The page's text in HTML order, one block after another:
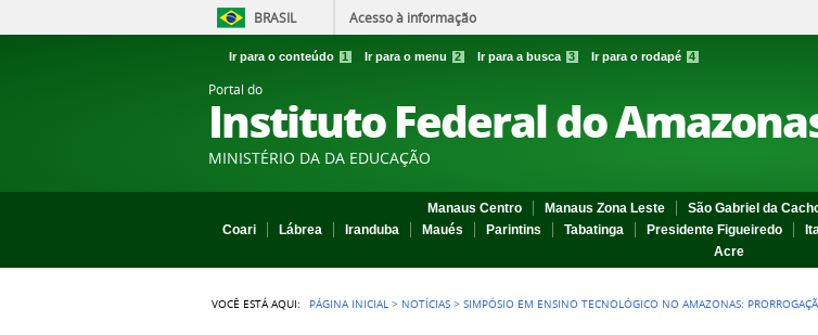
BRASIL Acesso à informação
Ir para o conteúdo 1 Ir para o menu 2 Ir para a busca 3 Ir para o rodapé 4
Portal do
Instituto Federal do
MINISTÉRIO DA DA EDUCAÇÃO
Manaus Centro Manaus Zona Leste São Gabriel da
Coari
Lábrea Iranduba Maués Parintins Tabatinga Presidente Figueiredo
Acre
VOCÊ ESTÁ AQUI: PÁGINA INICIAL > NOTÍCIAS >SIMPÓSIO EM ENSINO TECNOLÓGICO NO AMAZONAS: